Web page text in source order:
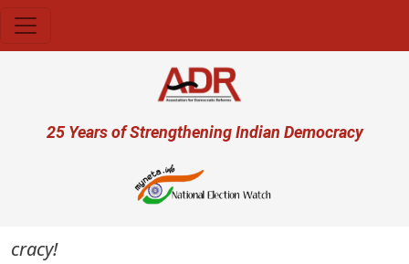
User account menu
25 Years of Strengthening Indian Democracy